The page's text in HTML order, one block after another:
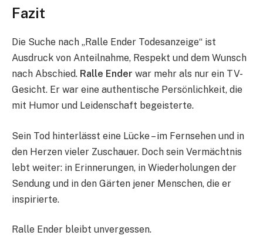
Fazit
Die Suche nach „Ralle Ender Todesanzeige“ ist
Ausdruck von Anteilnahme, Respekt und dem Wunsch
nach Abschied. Ralle Ender war mehr als nur ein TV-
Gesicht. Er war eine authentische Persönlichkeit, die
mit Humor und Leidenschaft begeisterte.
Sein Tod hinterlässt eine Lücke – im Fernsehen und in
den Herzen vieler Zuschauer. Doch sein Vermächtnis
lebt weiter: in Erinnerungen, in Wiederholungen der
Sendung und in den Gärten jener Menschen, die er
inspirierte.
Ralle Ender bleibt unvergessen.